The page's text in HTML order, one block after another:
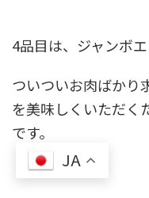
4品目は、ジャンボエ
ついついお肉ばかり
を美味しくいただく
です。
JA